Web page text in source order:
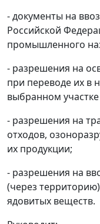
- документы на
Российской
промышленного
- разрешения на
при переводе их в
выбранном
- разрешения на
отходов,
их продукции;
- разрешения на
(через
ядовитых веществ.